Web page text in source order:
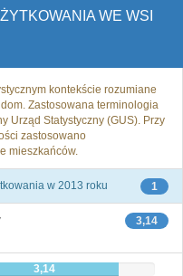
WE WSI
kontekście rozumiane
Zastosowana terminologia
Urząd Statystyczny (GUS). Przy
zastosowano
mieszkańców.
1
w 2013 roku
3,14
3,14